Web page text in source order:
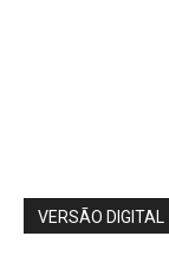
VERSÃO DIGITAL